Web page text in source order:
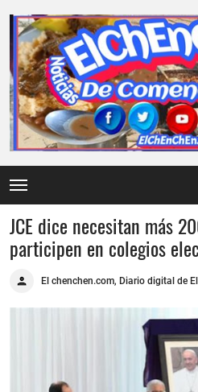
JCE dice necesitan más
participen en colegios
El chenchen.com, Diario digital de